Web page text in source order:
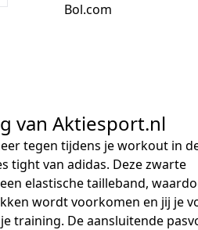
Bol.com
van Aktiesport.nl
tegen tijdens je workout in
tight van adidas. Deze zwarte
elastische tailleband,
wordt voorkomen en jij je
training. De aansluitende